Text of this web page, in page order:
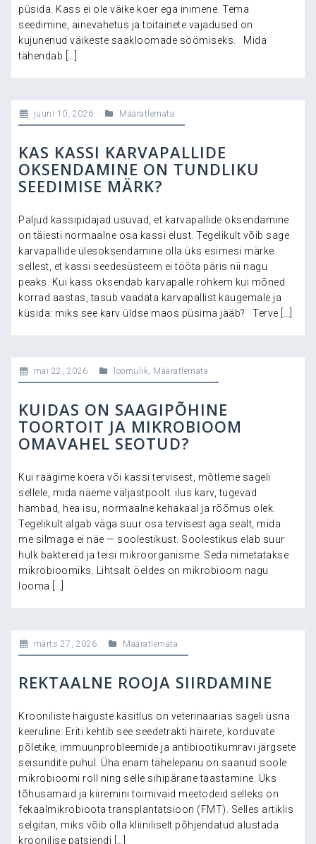
püsida. Kass ei ole väike koer ega inimene. Tema
seedimine, ainevahetus ja toitainete vajadused on
kujunenud väikeste saakloomade söömiseks. Mida
tähendab […]
juuni 10, 2026 Määratlemata
KAS KASSI KARVAPALLIDE
OKSENDAMINE ON TUNDLIKU
SEEDIMISE MÄRK?
Paljud kassipidajad usuvad, et karvapallide oksendamine
on täiesti normaalne osa kassi elust. Tegelikult võib sage
karvapallide ülesoksendamine olla üks esimesi märke
sellest, et kassi seedesüsteem ei tööta päris nii nagu
peaks. Kui kass oksendab karvapalle rohkem kui mõned
korrad aastas, tasub vaadata karvapallist kaugemale ja
küsida: miks see karv üldse maos püsima jääb? Terve […]
mai 22, 2026 loomulik, Määratlemata
KUIDAS ON SAAGIPÕHINE
TOORTOIT JA MIKROBIOOM
OMAVAHEL SEOTUD?
Kui räägime koera või kassi tervisest, mõtleme sageli
sellele, mida näeme väljastpoolt: ilus karv, tugevad
hambad, hea isu, normaalne kehakaal ja rõõmus olek.
Tegelikult algab väga suur osa tervisest aga sealt, mida
me silmaga ei näe — soolestikust. Soolestikus elab suur
hulk baktereid ja teisi mikroorganisme. Seda nimetatakse
mikrobioomiks. Lihtsalt öeldes on mikrobioom nagu
looma […]
märts 27, 2026 Määratlemata
REKTAALNE ROOJA SIIRDAMINE
Krooniliste haiguste käsitlus on veterinaarias sageli üsna
keeruline. Eriti kehtib see seedetrakti häirete, korduvate
põletike, immuunprobleemide ja antibiootikumravi järgsete
seisundite puhul. Üha enam tähelepanu on saanud soole
mikrobioomi roll ning selle sihipärane taastamine. Üks
tõhusamaid ja kiiremini toimivaid meetodeid selleks on
fekaalmikrobioota transplantatsioon (FMT). Selles artiklis
selgitan, miks võib olla kliiniliselt põhjendatud alustada
kroonilise patsiendi […]